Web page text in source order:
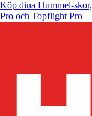
Köp dina Hummel-skor,
Pro och Topflight Pro